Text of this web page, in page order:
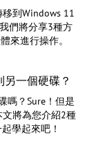
到Windows 11
們將分享3種方
來進行操作。
另一個硬碟？
嗎？Sure！但是
文將為您介紹2種
學起來吧！